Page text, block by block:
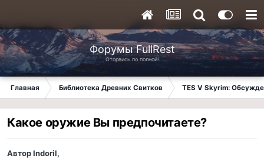
Форумы FullRest
Оторвись по полной!
Главная Библиотека Древних Свитков TES V Skyrim:
Какое оружие Вы предпочитаете?
АвторIndoril,